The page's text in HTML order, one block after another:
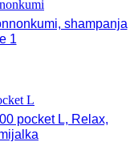
shampanja
1
pocket L, Relax,